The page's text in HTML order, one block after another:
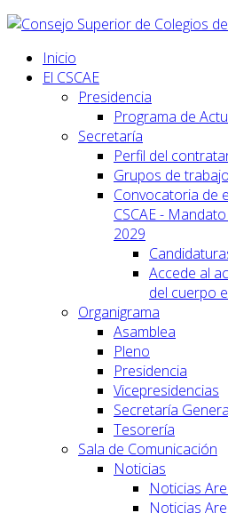
Inicio
El CSCAE
Presidencia
Programa de
Secretaría
Perfil del
Grupos de trabajo
Convocatoria de
CSCAE -
2029
Accede al
del cuerpo
Organigrama
Asamblea
Pleno
Presidencia
Vicepresidencias
Secretaría
Tesorería
Sala de Comunicación
Noticias
Noticias
Noticias